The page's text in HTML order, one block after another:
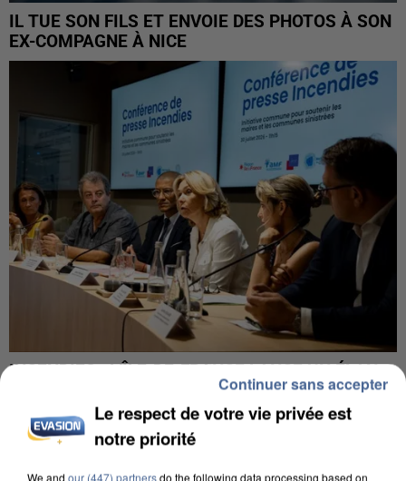
IL TUE SON FILS ET ENVOIE DES PHOTOS À SON
EX-COMPAGNE À NICE
INCENDIES : L’ÎLE-DE-FRANCE LANCE UN ÉLAN
DE SOLIDARITÉ AVEC LES...
Le respect de votre vie privée est
notre priorité
We and our (447) partnersdo the following data processing based on
Continuer sans accepter